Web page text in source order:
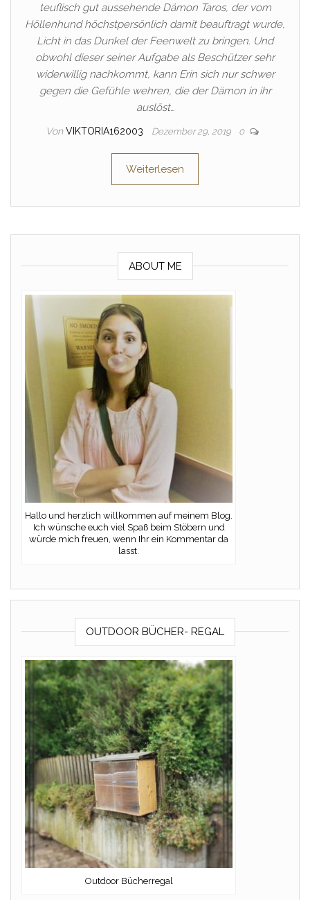
teuflisch gut aussehende Dämon Taros, der vom
Höllenhund höchstpersönlich damit beauftragt wurde,
Licht in das Dunkel der Feenwelt zu bringen. Und
obwohl dieser seiner Aufgabe als Beschützer sehr
widerwillig nachkommt, kann Erin sich nur schwer
gegen die Gefühle wehren, die der Dämon in ihr
auslöst…
Von VIKTORIA162003 Dezember 29, 2019 0
Weiterlesen
ABOUT ME
Hallo und herzlich willkommen auf meinem Blog.
Ich wünsche euch viel Spaß beim Stöbern und
würde mich freuen, wenn Ihr ein Kommentar da
lasst.
OUTDOOR BÜCHER- REGAL
Outdoor Bücherregal